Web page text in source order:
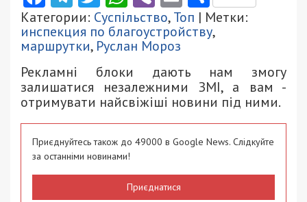
Категории: Суспільство,Топ | Метки:
инспекция по благоустройству,
маршрутки, Руслан Мороз
Рекламні блоки дають нам змогу
залишатися незалежними ЗМІ, а вам -
отримувати найсвіжіші новини під ними.
Приєднуйтесь також до 49000 в Google News. Слідкуйте
за останніми новинами!
Приєднатися